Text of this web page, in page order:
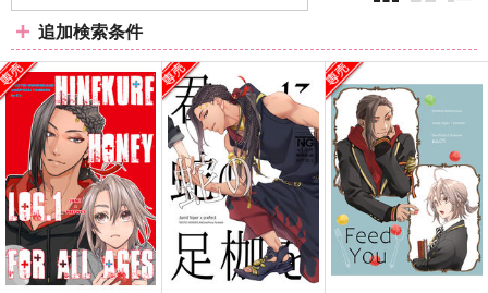
ム
表
示
ム
表
示
ム
表
示
追加検索条件